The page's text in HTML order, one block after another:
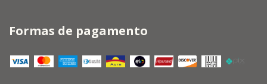
Formas de pagamento